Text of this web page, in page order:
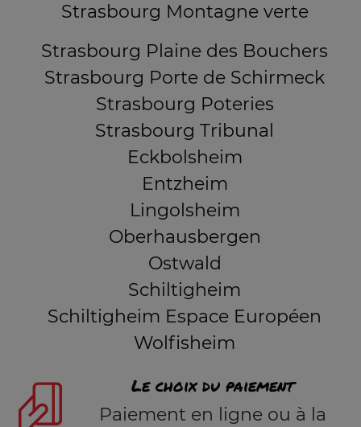
Strasbourg Montagne verte
Strasbourg Plaine des Bouchers
Strasbourg Porte de Schirmeck
Strasbourg Poteries
Strasbourg Tribunal
Eckbolsheim
Entzheim
Lingolsheim
Oberhausbergen
Ostwald
Schiltigheim
Schiltigheim Espace Européen
Wolfisheim
Le choix du paiement
Paiement en ligne ou à la